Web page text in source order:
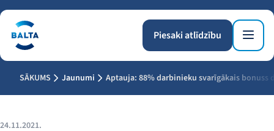
Piesaki atlīdzību
SĀKUMS Jaunumi Aptauja: 88% darbinieku svarīgākais bonuss
24.11.2021.